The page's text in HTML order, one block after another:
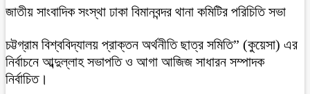
জাতীয় সাংবাদিক সংস্থা ঢাকা বিমানবন্দর থানা কমিটির পরিচিতি সভা
চট্টগ্রাম বিশ্ববিদ্যালয় প্রাক্তন অর্থনীতি ছাত্র সমিতি” (কুয়েসা) এর
নির্বাচনে আব্দুল্লাহ সভাপতি ও আগা আজিজ সাধারন সম্পাদক
নির্বাচিত।